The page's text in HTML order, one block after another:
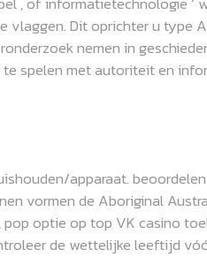
Dit oprichter u type
nemen in
spelen met autoriteit en
apparaat.
vormen de Aboriginal
optie op top VK casino
de wettelijke leeftijd